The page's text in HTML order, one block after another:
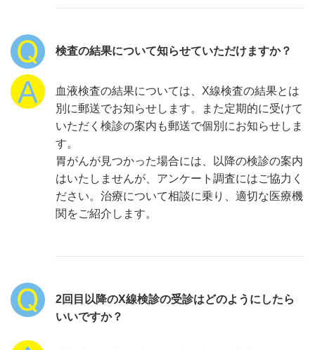
検査の結果について知らせていただけますか？
血液検査の結果については、X線検査の結果とは
別に郵送でお知らせします。また定期的に受けて
いただく検診の案内も郵送で個別にお知らせしま
す。
胃がんが見つかった場合には、以降の検診の案内
はいたしませんが、アンケート調査にはご協力く
ださい。治療について相談に乗り、適切な医療機
関をご紹介します。
2回目以降のX線検診の受診はどのようにしたら
いいですか？